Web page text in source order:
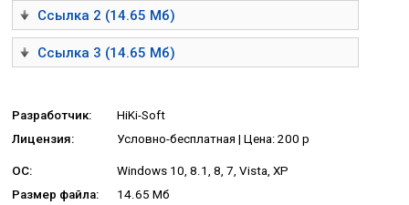
Ссылка 2 (14.65 Мб)
Ссылка 3 (14.65 Мб)
Разработчик:
HiKi-Soft
Лицензия:
Условно-бесплатная | Цена: 200 руб.
ОС:
Windows 10, 8.1, 8, 7, Vista, XP
Размер файла:
14.65 Мб